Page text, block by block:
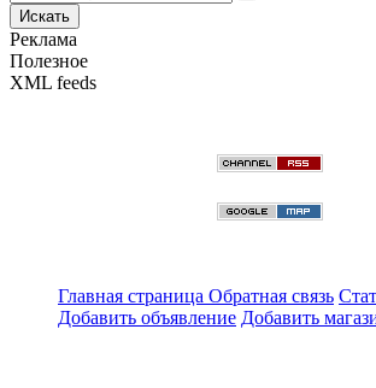
Искать
Реклама
Полезное
XML feeds
Главная страница Обратная связь
Добавить объявление Добавить